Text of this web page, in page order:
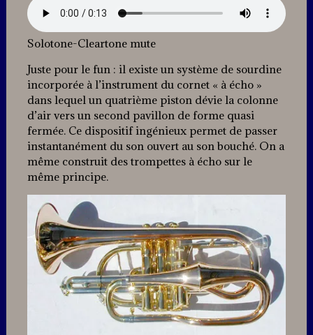
Solotone-Cleartone mute
Juste pour le fun : il existe un système de sourdine
incorporée à l’instrument du cornet « à écho »
dans lequel un quatrième piston dévie la colonne
d’air vers un second pavillon de forme quasi
fermée. Ce dispositif ingénieux permet de passer
instantanément du son ouvert au son bouché. On a
même construit des trompettes à écho sur le
même principe.